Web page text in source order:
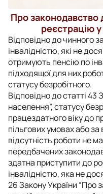
Про законодавство
реєстрацію
Відповідно до чинного
інвалідністю, які не
отримують пенсію по
підходящої для них
статусу безробітного.
Відповідно до статті 43
населення”, статусу
працездатного віку до
пільгових умовах або
відсутність роботи не
передбачених
здатна приступити до
інвалідністю, яка не
26 Закону України “Про